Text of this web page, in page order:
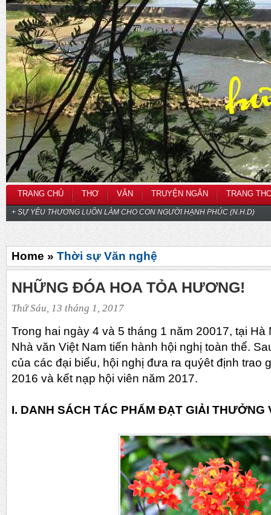
TRANG CHỦ THƠ VĂN TRUYỆN NGẮN TRANG
+ SỰ YÊU THƯƠNG LUÔN LÀM CHO CON NGƯỜI HẠNH PHÚC (N.H.D)
Home » Thời sự Văn nghệ
NHỮNG ĐÓA HOA TỎA HƯƠNG!
Thứ Sáu, 13 tháng 1, 2017
Trong hai ngày 4 và 5 tháng 1 năm 20017, tại Hà
Nhà văn Việt Nam tiến hành hội nghị toàn thể.
của các đại biểu, hội nghị đưa ra quýêt định trao
2016 và kết nạp hội viên năm 2017.
I. DANH SÁCH TÁC PHẨM ĐẠT GIẢI THƯỞNG